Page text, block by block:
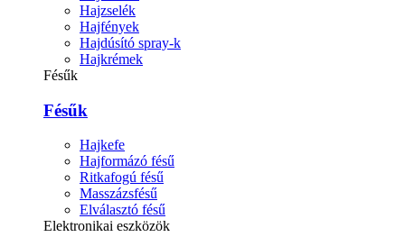
Hajzselék
Hajfények
Hajdúsító spray-k
Hajkrémek
Fésűk
Fésűk
Hajkefe
Hajformázó fésű
Ritkafogú fésű
Masszázsfésű
Elválasztó fésű
Elektronikai eszközök